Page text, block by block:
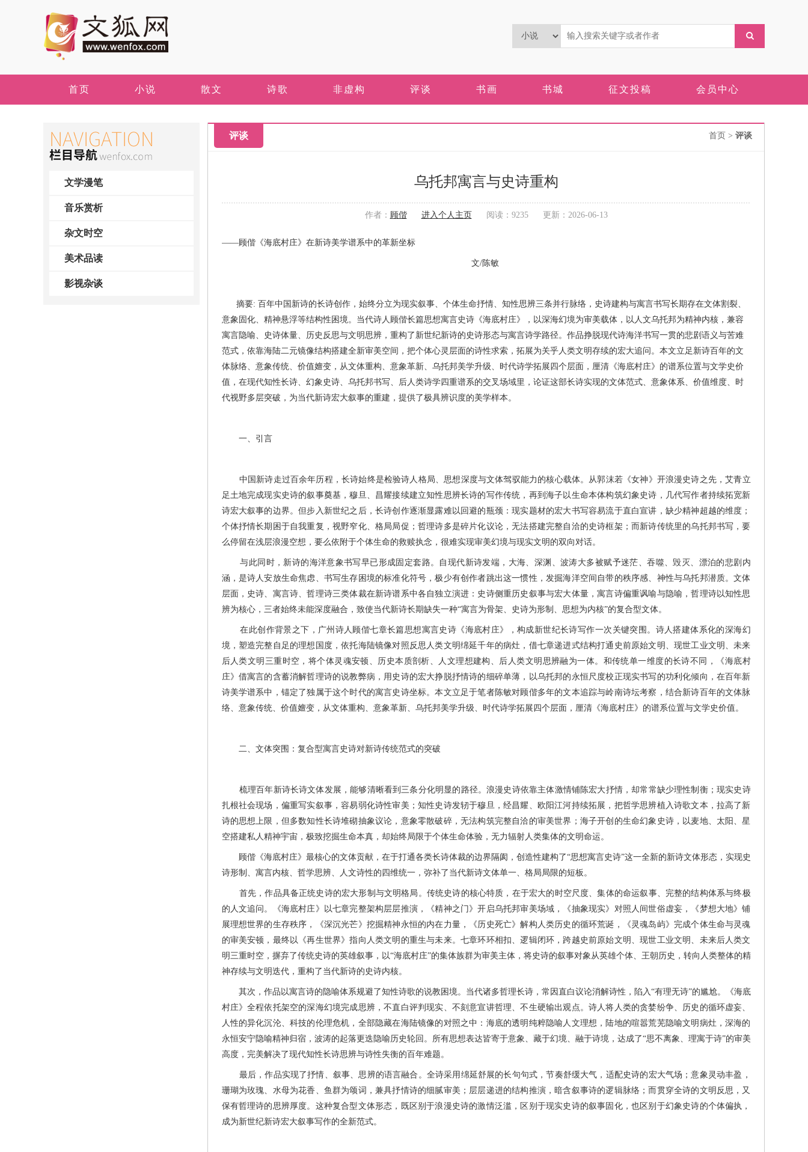
首页 小说 散文 诗歌 非虚构 评谈 书画 书城 征文投稿 会员中心
文学漫笔
音乐赏析
杂文时空
美术品读
影视杂谈
评谈 首页 > 评谈
乌托邦寓言与史诗重构
作者： 顾偕 进入个人主页 阅读：9235 更新：2026-06-13
——顾偕《海底村庄》在新诗美学谱系中的革新坐标
文/陈敏
摘要: 百年中国新诗的长诗创作，始终分立为现实叙事、个体生命抒情、知性思辨三条并行脉络，史诗建构与寓言书写长期存在文体割裂、
意象固化、精神悬浮等结构性困境。当代诗人顾偕长篇思想寓言史诗《海底村庄》，以深海幻境为审美载体，以人文乌托邦为精神内核，兼容
寓言隐喻、史诗体量、历史反思与文明思辨，重构了新世纪新诗的史诗形态与寓言诗学路径。作品挣脱现代诗海洋书写一贯的悲剧语义与苦难
范式，依靠海陆二元镜像结构搭建全新审美空间，把个体心灵层面的诗性求索，拓展为关乎人类文明存续的宏大追问。本文立足新诗百年的文
体脉络、意象传统、价值嬗变，从文体重构、意象革新、乌托邦美学升级、时代诗学拓展四个层面，厘清《海底村庄》的谱系位置与文学史价
值，在现代知性长诗、幻象史诗、乌托邦书写、后人类诗学四重谱系的交叉场域里，论证这部长诗实现的文体范式、意象体系、价值维度、时
代视野多层突破，为当代新诗宏大叙事的重建，提供了极具辨识度的美学样本。
一、引言
中国新诗走过百余年历程，长诗始终是检验诗人格局、思想深度与文体驾驭能力的核心载体。从郭沫若《女神》开浪漫史诗之先，艾青立
足土地完成现实史诗的叙事奠基，穆旦、昌耀接续建立知性思辨长诗的写作传统，再到海子以生命本体构筑幻象史诗，几代写作者持续拓宽新
诗宏大叙事的边界。但步入新世纪之后，长诗创作逐渐显露难以回避的瓶颈：现实题材的宏大书写容易流于直白宣讲，缺少精神超越的维度；
个体抒情长期困于自我重复，视野窄化、格局局促；哲理诗多是碎片化议论，无法搭建完整自洽的史诗框架；而新诗传统里的乌托邦书写，要
么停留在浅层浪漫空想，要么依附于个体生命的救赎执念，很难实现审美幻境与现实文明的双向对话。
与此同时，新诗的海洋意象书写早已形成固定套路。自现代新诗发端，大海、深渊、波涛大多被赋予迷茫、吞噬、毁灭、漂泊的悲剧内
涵，是诗人安放生命焦虑、书写生存困境的标准化符号，极少有创作者跳出这一惯性，发掘海洋空间自带的秩序感、神性与乌托邦潜质。文体
层面，史诗、寓言诗、哲理诗三类体裁在新诗谱系中各自独立演进：史诗侧重历史叙事与宏大体量，寓言诗偏重讽喻与隐喻，哲理诗以知性思
辨为核心，三者始终未能深度融合，致使当代新诗长期缺失一种“寓言为骨架、史诗为形制、思想为内核”的复合型文体。
在此创作背景之下，广州诗人顾偕七章长篇思想寓言史诗《海底村庄》，构成新世纪长诗写作一次关键突围。诗人搭建体系化的深海幻
境，塑造完整自足的理想国度，依托海陆镜像对照反思人类文明绵延千年的病灶，借七章递进式结构打通史前原始文明、现世工业文明、未来
后人类文明三重时空，将个体灵魂安顿、历史本质剖析、人文理想建构、后人类文明思辨融为一体。和传统单一维度的长诗不同，《海底村
庄》借寓言的含蓄消解哲理诗的说教弊病，用史诗的宏大挣脱抒情诗的细碎单薄，以乌托邦的永恒尺度校正现实书写的功利化倾向，在百年新
诗美学谱系中，锚定了独属于这个时代的寓言史诗坐标。本文立足于笔者陈敏对顾偕多年的文本追踪与岭南诗坛考察，结合新诗百年的文体脉
络、意象传统、价值嬗变，从文体重构、意象革新、乌托邦美学升级、时代诗学拓展四个层面，厘清《海底村庄》的谱系位置与文学史价值。
二、文体突围：复合型寓言史诗对新诗传统范式的突破
梳理百年新诗长诗文体发展，能够清晰看到三条分化明显的路径。浪漫史诗依靠主体激情铺陈宏大抒情，却常常缺少理性制衡；现实史诗
扎根社会现场，偏重写实叙事，容易弱化诗性审美；知性史诗发轫于穆旦，经昌耀、欧阳江河持续拓展，把哲学思辨植入诗歌文本，拉高了新
诗的思想上限，但多数知性长诗堆砌抽象议论，意象零散破碎，无法构筑完整自洽的审美世界；海子开创的生命幻象史诗，以麦地、太阳、星
空搭建私人精神宇宙，极致挖掘生命本真，却始终局限于个体生命体验，无力辐射人类集体的文明命运。
顾偕《海底村庄》最核心的文体贡献，在于打通各类长诗体裁的边界隔阂，创造性建构了“思想寓言史诗”这一全新的新诗文体形态，实现史
诗形制、寓言内核、哲学思辨、人文诗性的四维统一，弥补了当代新诗文体单一、格局局限的短板。
首先，作品具备正统史诗的宏大形制与文明格局。传统史诗的核心特质，在于宏大的时空尺度、集体的命运叙事、完整的结构体系与终极
的人文追问。《海底村庄》以七章完整架构层层推演，《精神之门》开启乌托邦审美场域，《抽象现实》对照人间世俗虚妄，《梦想大地》铺
展理想世界的生存秩序，《深沉光芒》挖掘精神永恒的内在力量，《历史死亡》解构人类历史的循环荒诞，《灵魂岛屿》完成个体生命与灵魂
的审美安顿，最终以《再生世界》指向人类文明的重生与未来。七章环环相扣、逻辑闭环，跨越史前原始文明、现世工业文明、未来后人类文
明三重时空，摒弃了传统史诗的英雄叙事，以“海底村庄”的集体族群为审美主体，将史诗的叙事对象从英雄个体、王朝历史，转向人类整体的精
神存续与文明迭代，重构了当代新诗的史诗内核。
其次，作品以寓言诗的隐喻体系规避了知性诗歌的说教困境。当代诸多哲理长诗，常因直白议论消解诗性，陷入“有理无诗”的尴尬。《海底
村庄》全程依托架空的深海幻境完成思辨，不直白评判现实、不刻意宣讲哲理、不生硬输出观点。诗人将人类的贪婪纷争、历史的循环虚妄、
人性的异化沉沦、科技的伦理危机，全部隐藏在海陆镜像的对照之中：海底的透明纯粹隐喻人文理想，陆地的喧嚣荒芜隐喻文明病灶，深海的
永恒安宁隐喻精神归宿，波涛的起落更迭隐喻历史轮回。所有思想表达皆寄于意象、藏于幻境、融于诗境，达成了“思不离象、理寓于诗”的审美
高度，完美解决了现代知性长诗思辨与诗性失衡的百年难题。
最后，作品实现了抒情、叙事、思辨的语言融合。全诗采用绵延舒展的长句句式，节奏舒缓大气，适配史诗的宏大气场；意象灵动丰盈，
珊瑚为玫瑰、水母为花香、鱼群为颂词，兼具抒情诗的细腻审美；层层递进的结构推演，暗含叙事诗的逻辑脉络；而贯穿全诗的文明反思，又
保有哲理诗的思辨厚度。这种复合型文体形态，既区别于浪漫史诗的激情泛滥，区别于现实史诗的叙事固化，也区别于幻象史诗的个体偏执，
成为新世纪新诗宏大叙事写作的全新范式。